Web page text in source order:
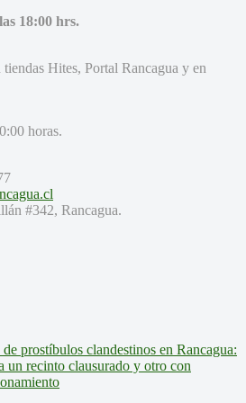
18:00 hrs.
tiendas Hites, Portal Rancagua y en
horas.
#342, Rancagua.